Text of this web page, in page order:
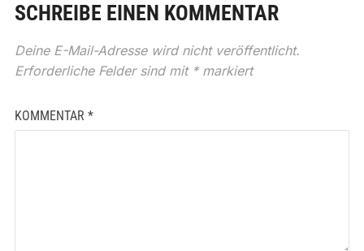
SCHREIBE EINEN KOMMENTAR
Deine E-Mail-Adresse wird nicht veröffentlicht.
Erforderliche Felder sind mit *markiert
KOMMENTAR *